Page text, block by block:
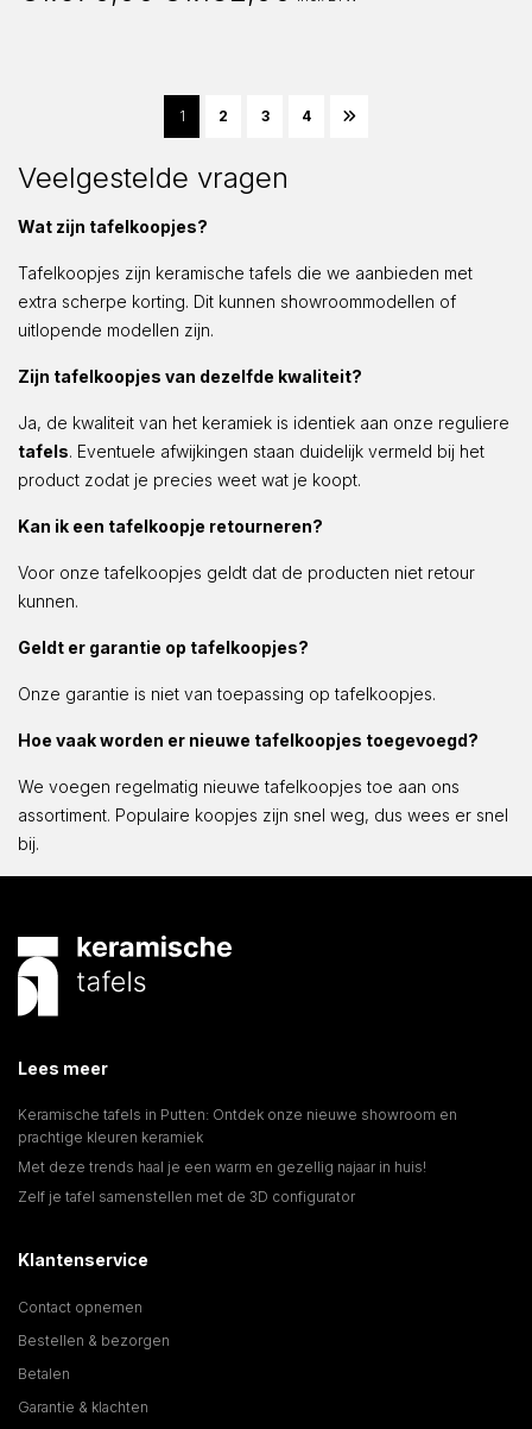
1 2 3 4
Veelgestelde vragen
Wat zijn tafelkoopjes?
Tafelkoopjes zijn keramische tafels die we aanbieden met
extra scherpe korting. Dit kunnen showroommodellen of
uitlopende modellen zijn.
Zijn tafelkoopjes van dezelfde kwaliteit?
Ja, de kwaliteit van het keramiek is identiek aan onze reguliere
tafels. Eventuele afwijkingen staan duidelijk vermeld bij het
product zodat je precies weet wat je koopt.
Kan ik een tafelkoopje retourneren?
Voor onze tafelkoopjes geldt dat de producten niet retour
kunnen.
Geldt er garantie op tafelkoopjes?
Onze garantie is niet van toepassing op tafelkoopjes.
Hoe vaak worden er nieuwe tafelkoopjes toegevoegd?
We voegen regelmatig nieuwe tafelkoopjes toe aan ons
assortiment. Populaire koopjes zijn snel weg, dus wees er snel
bij.
Lees meer
Keramische tafels in Putten: Ontdek onze nieuwe showroom en
prachtige kleuren keramiek
Met deze trends haal je een warm en gezellig najaar in huis!
Zelf je tafel samenstellen met de 3D configurator
Klantenservice
Contact opnemen
Bestellen & bezorgen
Betalen
Garantie & klachten